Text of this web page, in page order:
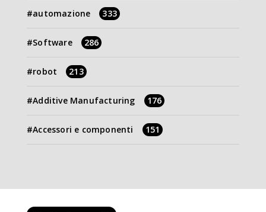
automazione 333
Software 286
robot 213
Additive Manufacturing 176
Accessori e componenti 151